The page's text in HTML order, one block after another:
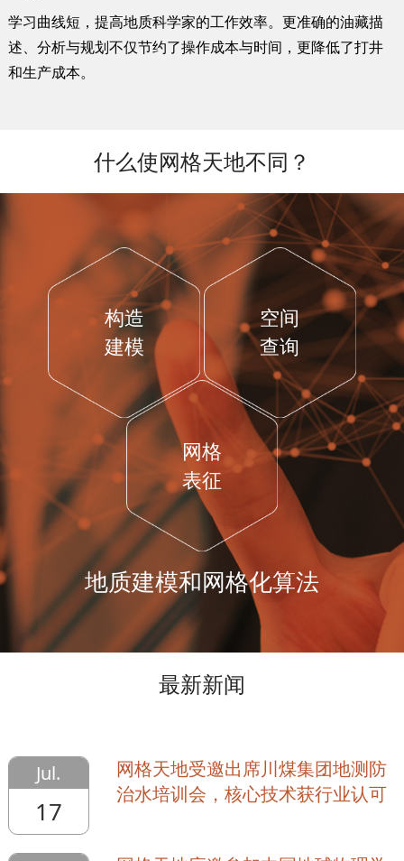
学习曲线短，提高地质科学家的工作效率。更准确的油藏描
述、分析与规划不仅节约了操作成本与时间，更降低了打井
和生产成本。
什么使网格天地不同？
构造
建模
空间
查询
网格
表征
地质建模和网格化算法
最新新闻
Jul.
17
网格天地受邀出席川煤集团地测防
治水培训会，核心技术获行业认可